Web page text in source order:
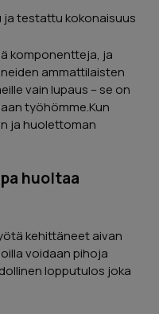
testattu kokonaisuus
komponentteja, ja
ammattilaisten
vain lupaus – se on
työhömme.Kun
ja huolettoman
huoltaa
kehittäneet aivan
voidaan pihoja
lopputulos joka